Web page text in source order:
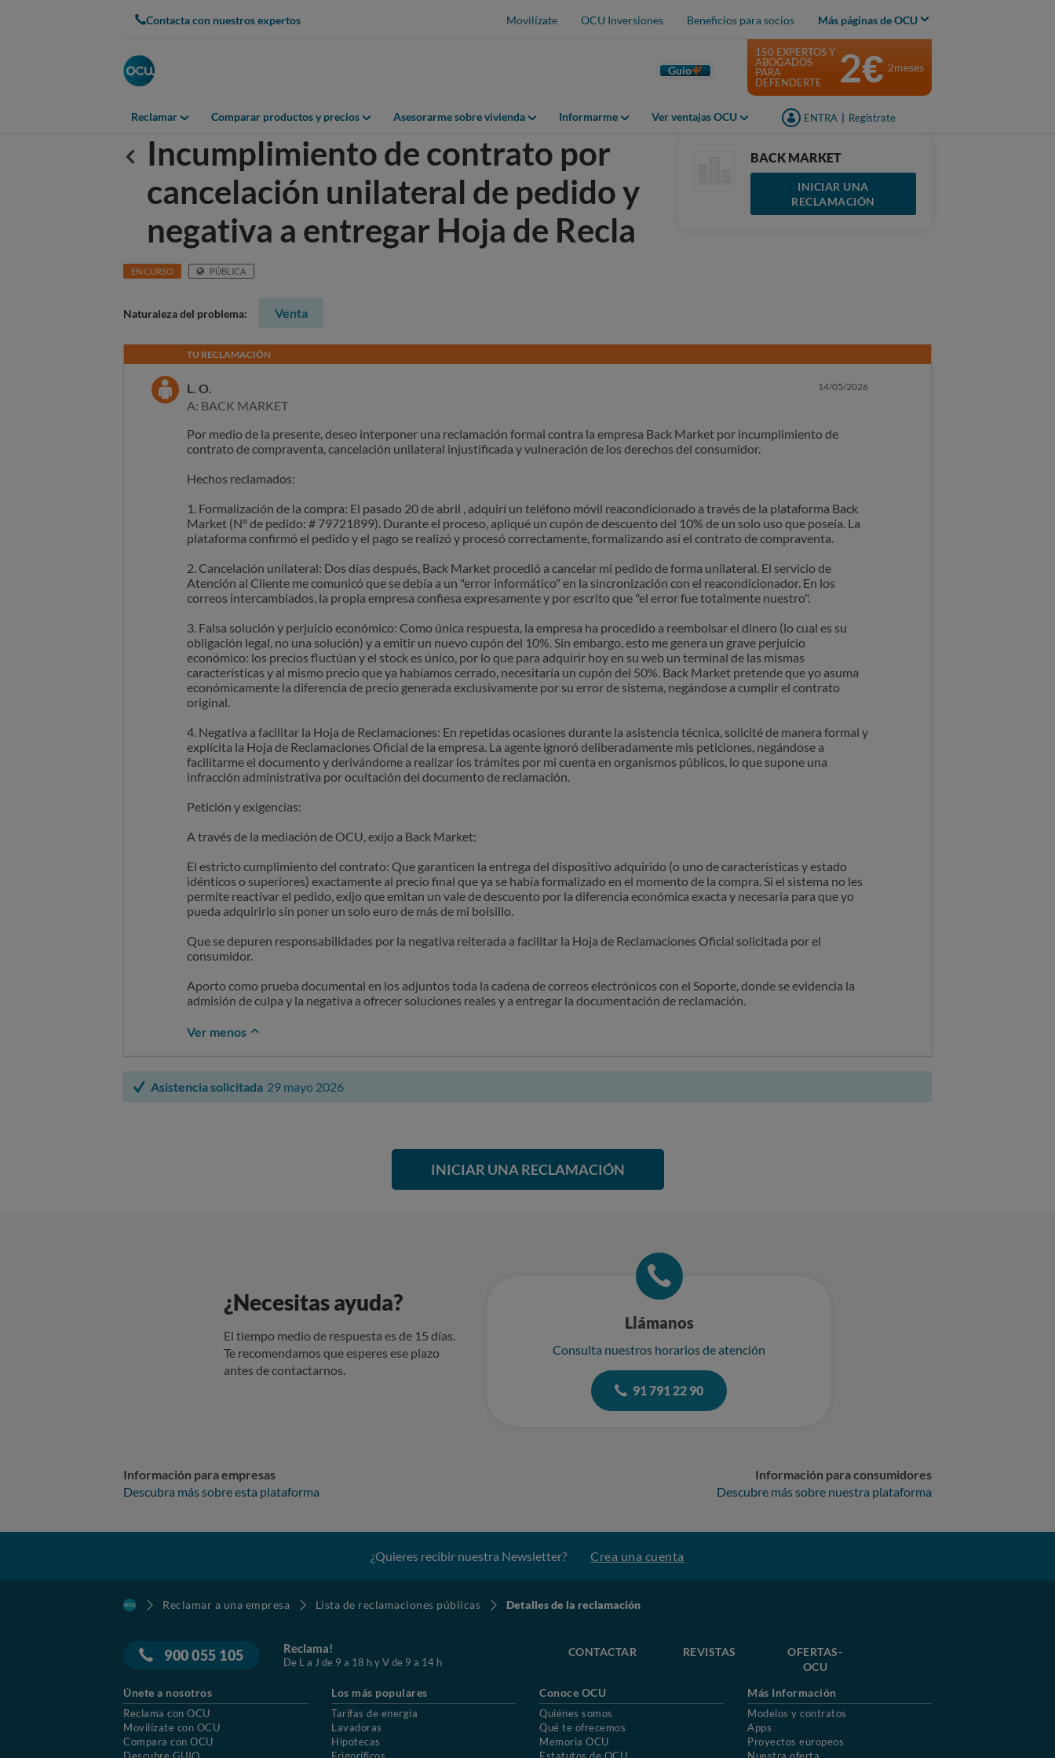
Contacta con nuestros expertos Movilízate OCU Inversiones Beneficios para socios Más páginas de OCU
Guio
Reclamar Comparar productos y precios Asesorarme sobre vivienda Informarme Ver ventajas OCU ENTRA Regístrate
150 EXPERTOS Y
ABOGADOS
PARA
DEFENDERTE
2€ 2meses
Anterior
Incumplimiento de contrato por
cancelación unilateral de pedido y
negativa a entregar Hoja de Recla
EN CURSO PÚBLICA
BACK MARKET
INICIAR UNA
RECLAMACIÓN
Naturaleza del problema: Venta
TU RECLAMACIÓN
L. O.
A: BACK MARKET
14/05/2026
Por medio de la presente, deseo interponer una reclamación formal contra la empresa Back Market por incumplimiento de
contrato de compraventa, cancelación unilateral injustificada y vulneración de los derechos del consumidor.
Hechos reclamados:
1. Formalización de la compra: El pasado 20 de abril , adquirí un teléfono móvil reacondicionado a través de la plataforma Back
Market (Nº de pedido: # 79721899). Durante el proceso, apliqué un cupón de descuento del 10% de un solo uso que poseía. La
plataforma confirmó el pedido y el pago se realizó y procesó correctamente, formalizando así el contrato de compraventa.
2. Cancelación unilateral: Dos días después, Back Market procedió a cancelar mi pedido de forma unilateral. El servicio de
Atención al Cliente me comunicó que se debía a un "error informático" en la sincronización con el reacondicionador. En los
correos intercambiados, la propia empresa confiesa expresamente y por escrito que "el error fue totalmente nuestro".
3. Falsa solución y perjuicio económico: Como única respuesta, la empresa ha procedido a reembolsar el dinero (lo cual es su
obligación legal, no una solución) y a emitir un nuevo cupón del 10%. Sin embargo, esto me genera un grave perjuicio
económico: los precios fluctúan y el stock es único, por lo que para adquirir hoy en su web un terminal de las mismas
características y al mismo precio que ya habíamos cerrado, necesitaría un cupón del 50%. Back Market pretende que yo asuma
económicamente la diferencia de precio generada exclusivamente por su error de sistema, negándose a cumplir el contrato
original.
4. Negativa a facilitar la Hoja de Reclamaciones: En repetidas ocasiones durante la asistencia técnica, solicité de manera formal y
explícita la Hoja de Reclamaciones Oficial de la empresa. La agente ignoró deliberadamente mis peticiones, negándose a
facilitarme el documento y derivándome a realizar los trámites por mi cuenta en organismos públicos, lo que supone una
infracción administrativa por ocultación del documento de reclamación.
Petición y exigencias:
A través de la mediación de OCU, exijo a Back Market:
El estricto cumplimiento del contrato: Que garanticen la entrega del dispositivo adquirido (o uno de características y estado
idénticos o superiores) exactamente al precio final que ya se había formalizado en el momento de la compra. Si el sistema no les
permite reactivar el pedido, exijo que emitan un vale de descuento por la diferencia económica exacta y necesaria para que yo
pueda adquirirlo sin poner un solo euro de más de mi bolsillo.
Que se depuren responsabilidades por la negativa reiterada a facilitar la Hoja de Reclamaciones Oficial solicitada por el
consumidor.
Aporto como prueba documental en los adjuntos toda la cadena de correos electrónicos con el Soporte, donde se evidencia la
admisión de culpa y la negativa a ofrecer soluciones reales y a entregar la documentación de reclamación.
Ver menos
Asistencia solicitada 29 mayo 2026
INICIAR UNA RECLAMACIÓN
¿Necesitas ayuda?
El tiempo medio de respuesta es de 15 días.
Te recomendamos que esperes ese plazo
antes de contactarnos.
Llámanos
Consulta nuestros horarios de atención
91 791 22 90
Información para empresas
Descubra más sobre esta plataforma
Información para consumidores
Descubre más sobre nuestra plataforma
¿Quieres recibir nuestra Newsletter? Crea una cuenta
Reclamar a una empresa Lista de reclamaciones públicas Detalles de la reclamación
900 055 105 Reclama!
De L a J de 9 a 18 h y V de 9 a 14 h
CONTACTAR REVISTAS
OFERTAS-
OCU
Únete a nosotros
Reclama con OCU
Movilízate con OCU
Compara con OCU
Los más populares
Tarifas de energía
Lavadoras
Hipotecas
Conoce OCU
Quiénes somos
Qué te ofrecemos
Memoria OCU
Más Información
Modelos y contratos
Apps
Proyectos europeos